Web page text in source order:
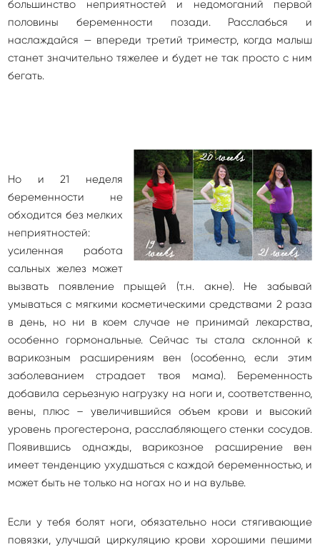
большинство неприятностей и недомоганий первой
половины беременности позади. Расслабься и
наслаждайся — впереди третий триместр, когда малыш
станет значительно тяжелее и будет не так просто с ним
бегать.
Но и 21 неделя
беременности не
обходится без мелких
неприятностей:
усиленная работа
сальных желез может
вызвать появление прыщей (т.н. акне). Не забывай
умываться с мягкими косметическими средствами 2 раза
в день, но ни в коем случае не принимай лекарства,
особенно гормональные. Сейчас ты стала склонной к
варикозным расширениям вен (особенно, если этим
заболеванием страдает твоя мама). Беременность
добавила серьезную нагрузку на ноги и, соответственно,
вены, плюс – увеличившийся объем крови и высокий
уровень прогестерона, расслабляющего стенки сосудов.
Появившись однажды, варикозное расширение вен
имеет тенденцию ухудшаться с каждой беременностью, и
может быть не только на ногах но и на вульве.
Если у тебя болят ноги, обязательно носи стягивающие
повязки, улучшай циркуляцию крови хорошими пешими